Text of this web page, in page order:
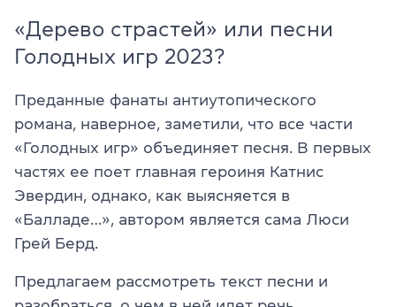
«Дерево страстей» или песни
Голодных игр 2023?
Преданные фанаты антиутопического
романа, наверное, заметили, что все части
«Голодных игр» объединяет песня. В первых
частях ее поет главная героиня Катнис
Эвердин, однако, как выясняется в
«Балладе…», автором является сама Люси
Грей Берд.
Предлагаем рассмотреть текст песни и